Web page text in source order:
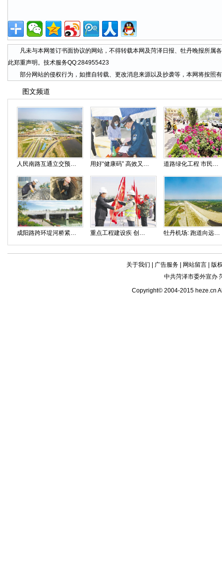
凡未与本网签订书面协议的网站，不得转载本网及菏泽日报、牡丹晚报所属
此郑重声明。技术服务QQ:284955423
部分网站的侵权行为，如擅自转载、更改消息来源以及抄袭等，本网将按照
图文频道
人民南路互通立交预计六月底双向通车 用好“健康码” 高效又便捷 道路绿化工程 市民徜徉“花海”
成阳路跨环堤河桥紧张施工中 重点工程建设疾 创先争优过“五一” 牡丹机场: 跑道向远方 孕育新希望
关于我们 广告服务| 网站留言| 版
中共菏泽市委外宣办
Copyright© 2004-2015 heze.cn